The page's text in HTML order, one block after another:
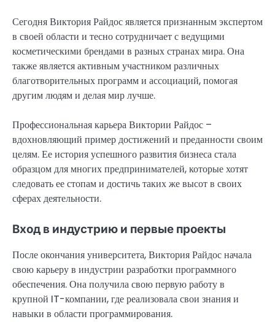
Сегодня Виктория Райдос является признанным экспертом
в своей области и тесно сотрудничает с ведущими
косметическими брендами в разных странах мира. Она
также является активным участником различных
благотворительных программ и ассоциаций, помогая
другим людям и делая мир лучше.
Профессиональная карьера Виктории Райдос –
вдохновляющий пример достижений и преданности своим
целям. Ее история успешного развития бизнеса стала
образцом для многих предпринимателей, которые хотят
следовать ее стопам и достичь таких же высот в своих
сферах деятельности.
Вход в индустрию и первые проекты
После окончания университета, Виктория Райдос начала
свою карьеру в индустрии разработки программного
обеспечения. Она получила свою первую работу в
крупной IT-компании, где реализовала свои знания и
навыки в области программирования.